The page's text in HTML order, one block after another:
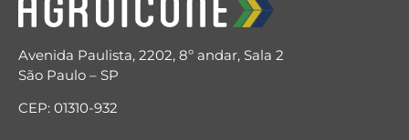
Avenida Paulista, 2202, 8º andar, Sala 2
São Paulo – SP
CEP: 01310-932